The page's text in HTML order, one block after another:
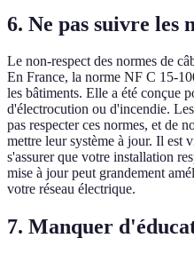
6. Ne pas suivre les
Le non-respect des normes de
En France, la norme NF C 15-
les bâtiments. Elle a été conçue
d'électrocution ou d'incendie.
pas respecter ces normes, et de
mettre leur système à jour. Il est
s'assurer que votre installation
mise à jour peut grandement
votre réseau électrique.
7. Manquer